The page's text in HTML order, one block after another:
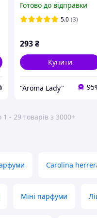
Готово до відправки
5.0 (3)
293₴
Купити
"Aroma Lady"
1 - 29 товарів з 3000+
Carolina
Міні парфуми